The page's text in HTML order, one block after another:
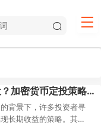
什么是加密货币定投？加密货币定投策略全解析
背景下，许多投资者寻
长期收益的策略。其